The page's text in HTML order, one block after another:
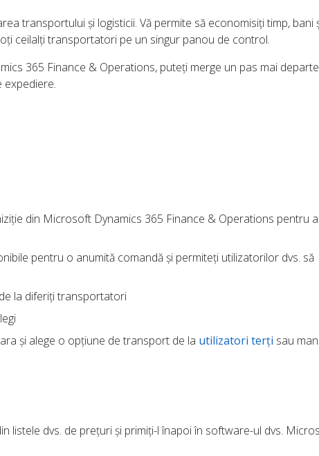
transportului și logisticii. Vă permite să economisiți timp, bani
ceilalți transportatori pe un singur panou de control.
365 Finance & Operations, puteți merge un pas mai
expediere.
din Microsoft Dynamics 365 Finance & Operations pentru a
pentru o anumită comandă și permiteți utilizatorilor dvs. să
de la diferiți transportatori
și alege o opțiune de transport de la utilizatori terți sau
listele dvs. de prețuri și primiți-l înapoi în software-ul dvs.